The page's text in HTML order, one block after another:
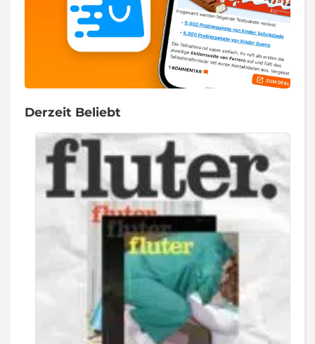
Derzeit Beliebt